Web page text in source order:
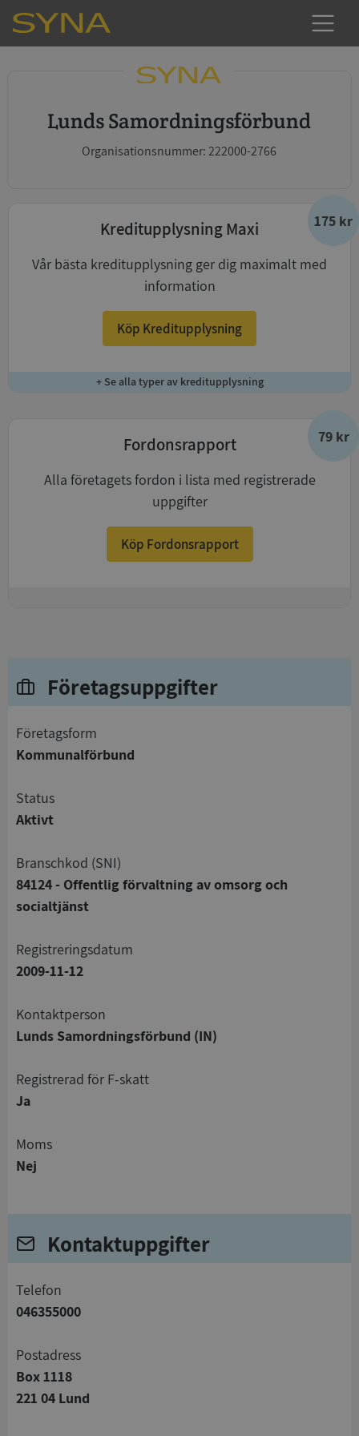
Lunds Samordningsförbund
Organisationsnummer: 222000-2766
175 kr
Kreditupplysning Maxi
Vår bästa kreditupplysning ger dig maximalt med
information
Köp Kreditupplysning
+ Se alla typer av kreditupplysning
79 kr
Fordonsrapport
Alla företagets fordon i lista med registrerade
uppgifter
Köp Fordonsrapport
Företagsuppgifter
företagsform
Kommunalförbund
status
Aktivt
branschkod (SNI)
84124 - Offentlig förvaltning av omsorg och
socialtjänst
registreringsdatum
2009-11-12
Kontaktperson
Lunds Samordningsförbund (IN)
registrerad för F-skatt
Ja
Moms
Nej
Kontaktuppgifter
telefon
046355000
Postadress
Box 1118
221 04 Lund